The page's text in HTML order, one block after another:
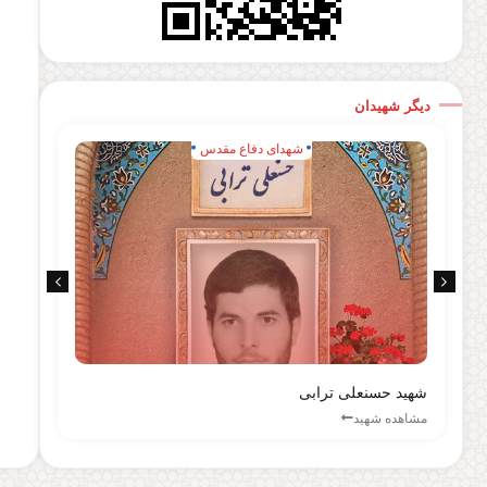
دیگر شهیدان
شهدای دفاع مقدس
شهید حسنعلی ترابی
مشاهده شهید